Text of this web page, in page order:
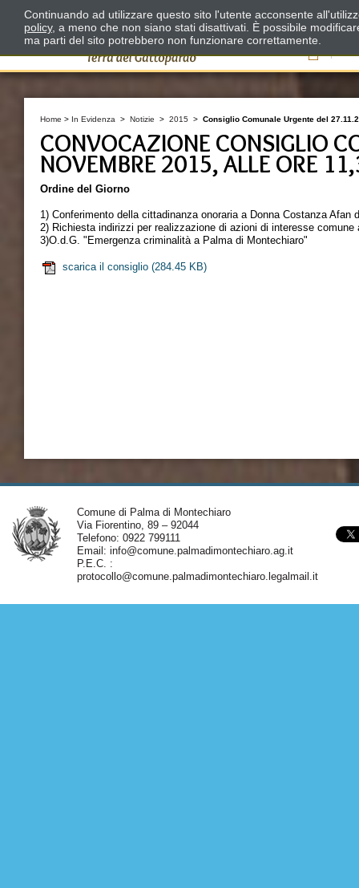
Il
Home > In Evidenza > Notizie > 2015 > Consiglio Comunale Urgente del
CONVOCAZIONE CONSIGLIO
NOVEMBRE 2015, ALLE ORE
Ordine del Giorno
1) Conferimento della cittadinanza onoraria a Donna Costanza Afan
2) Richiesta indirizzi per realizzazione di azioni di interesse
3)O.d.G. "Emergenza criminalità a Palma di Montechiaro"
scarica il consiglio (284.45 KB)
Comune di Palma di Montechiaro
Via Fiorentino, 89 – 92044
Telefono: 0922 799111
Email: info@comune.palmadimontechiaro.ag.it
P.E.C. :
protocollo@comune.palmadimontechiaro.legalmail.it
Continuando ad utilizzare questo sito l'utente acconsente
policy, a meno che non siano stati disattivati. È possibile
ma parti del sito potrebbero non funzionare correttamente.